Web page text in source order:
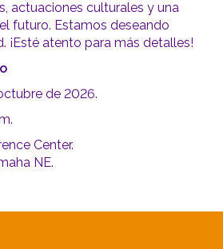
actuaciones culturales y una
futuro. Estamos deseando
¡Esté atento para más detalles!
de 2026.
Center.
NE.